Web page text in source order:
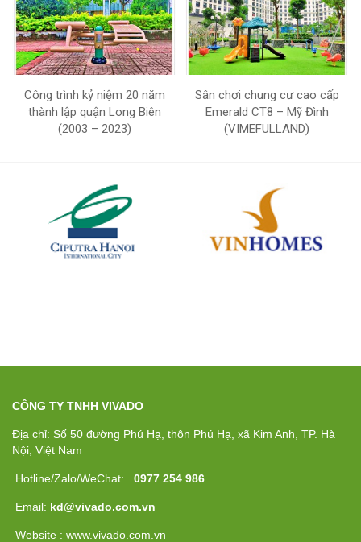
Công trình kỷ niệm 20 năm
thành lập quận Long Biên
(2003 – 2023)
Sân chơi chung cư cao cấp
Emerald CT8 – Mỹ Đình
(VIMEFULLAND)
CÔNG TY TNHH VIVADO
Địa chỉ: Số 50 đường Phú Hạ, thôn Phú Hạ, xã Kim Anh, TP. Hà
Nội, Việt Nam
Hotline/Zalo/WeChat: 0977 254 986
Email: kd@vivado.com.vn
Website : www.vivado.com.vn